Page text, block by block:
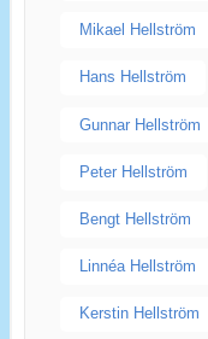
Mikael Hellström
Hans Hellström
Gunnar Hellström
Peter Hellström
Bengt Hellström
Linnéa Hellström
Kerstin Hellström